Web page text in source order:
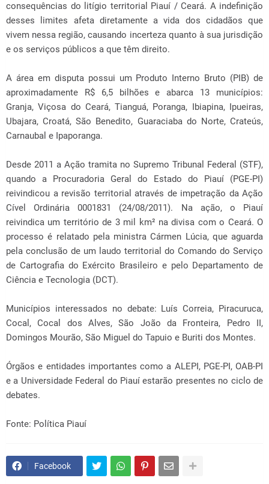
consequências do litígio territorial Piauí / Ceará. A indefinição
desses limites afeta diretamente a vida dos cidadãos que
vivem nessa região, causando incerteza quanto à sua jurisdição
e os serviços públicos a que têm direito.
A área em disputa possui um Produto Interno Bruto (PIB) de
aproximadamente R$ 6,5 bilhões e abarca 13 municípios:
Granja, Viçosa do Ceará, Tianguá, Poranga, Ibiapina, Ipueiras,
Ubajara, Croatá, São Benedito, Guaraciaba do Norte, Crateús,
Carnaubal e Ipaporanga.
Desde 2011 a Ação tramita no Supremo Tribunal Federal (STF),
quando a Procuradoria Geral do Estado do Piauí (PGE-PI)
reivindicou a revisão territorial através de impetração da Ação
Cível Ordinária 0001831 (24/08/2011). Na ação, o Piauí
reivindica um território de 3 mil km² na divisa com o Ceará. O
processo é relatado pela ministra Cármen Lúcia, que aguarda
pela conclusão de um laudo territorial do Comando do Serviço
de Cartografia do Exército Brasileiro e pelo Departamento de
Ciência e Tecnologia (DCT).
Municípios interessados no debate: Luís Correia, Piracuruca,
Cocal, Cocal dos Alves, São João da Fronteira, Pedro II,
Domingos Mourão, São Miguel do Tapuio e Buriti dos Montes.
Órgãos e entidades importantes como a ALEPI, PGE-PI, OAB-PI
e a Universidade Federal do Piauí estarão presentes no ciclo de
debates.
Fonte: Política Piauí
Facebook